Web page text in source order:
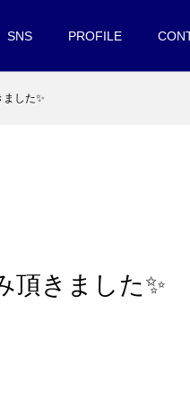
SNS PROFILE
した✨
頂きました✨